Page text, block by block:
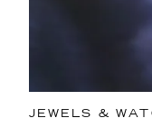
JEWELS &